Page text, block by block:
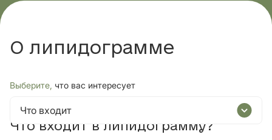
О липидограмме
Выберите, что вас интересует
Что входит
Что входит в липидограмму?